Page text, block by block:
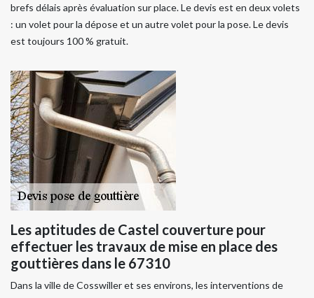
brefs délais après évaluation sur place. Le devis est en deux volets
: un volet pour la dépose et un autre volet pour la pose. Le devis
est toujours 100 % gratuit.
Les aptitudes de Castel couverture pour
effectuer les travaux de mise en place des
gouttières dans le 67310
Dans la ville de Cosswiller et ses environs, les interventions de